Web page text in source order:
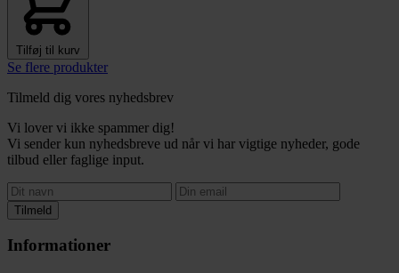
Tilføj til kurv
Se flere produkter
Tilmeld dig vores nyhedsbrev
Vi lover vi ikke spammer dig!
Vi sender kun nyhedsbreve ud når vi har vigtige nyheder, gode
tilbud eller faglige input.
Tilmeld
Informationer